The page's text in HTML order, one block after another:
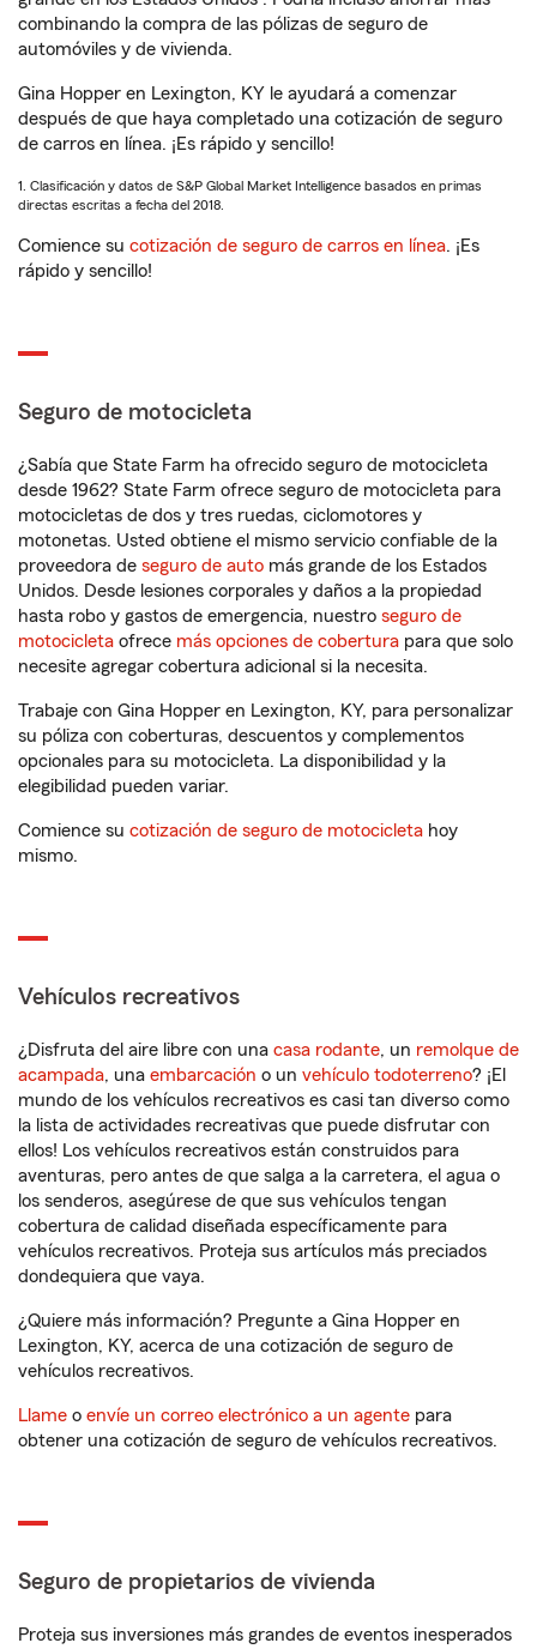
combinando la compra de las pólizas de seguro de
automóviles y de vivienda.
Gina Hopper en Lexington, KY le ayudará a comenzar
después de que haya completado una cotización de seguro
de carros en línea. ¡Es rápido y sencillo!
1. Clasificación y datos de S&P Global Market Intelligence basados en primas
directas escritas a fecha del 2018.
Comience su cotización de seguro de carros en línea. ¡Es
rápido y sencillo!
Seguro de motocicleta
¿Sabía que State Farm ha ofrecido seguro de motocicleta
desde 1962? State Farm ofrece seguro de motocicleta para
motocicletas de dos y tres ruedas, ciclomotores y
motonetas. Usted obtiene el mismo servicio confiable de la
proveedora de seguro de auto más grande de los Estados
Unidos. Desde lesiones corporales y daños a la propiedad
hasta robo y gastos de emergencia, nuestro seguro de
motocicleta ofrece más opciones de cobertura para que solo
necesite agregar cobertura adicional si la necesita.
Trabaje con Gina Hopper en Lexington, KY, para personalizar
su póliza con coberturas, descuentos y complementos
opcionales para su motocicleta. La disponibilidad y la
elegibilidad pueden variar.
Comience su cotización de seguro de motocicleta hoy
mismo.
Vehículos recreativos
¿Disfruta del aire libre con una casa rodante, un remolque de
acampada, una embarcación o un vehículo todoterreno? ¡El
mundo de los vehículos recreativos es casi tan diverso como
la lista de actividades recreativas que puede disfrutar con
ellos! Los vehículos recreativos están construidos para
aventuras, pero antes de que salga a la carretera, el agua o
los senderos, asegúrese de que sus vehículos tengan
cobertura de calidad diseñada específicamente para
vehículos recreativos. Proteja sus artículos más preciados
dondequiera que vaya.
¿Quiere más información? Pregunte a Gina Hopper en
Lexington, KY, acerca de una cotización de seguro de
vehículos recreativos.
Llame o envíe un correo electrónico a un agente para
obtener una cotización de seguro de vehículos recreativos.
Seguro de propietarios de vivienda
Proteja sus inversiones más grandes de eventos inesperados